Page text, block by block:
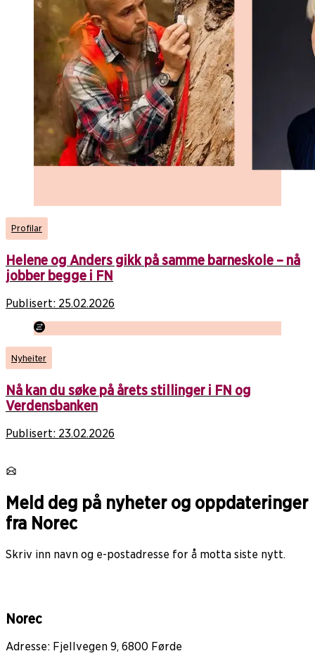
Profilar
Helene og Anders gikk på samme barneskole – nå
jobber begge i FN
Publisert: 25.02.2026
Nyheiter
Nå kan du søke på årets stillinger i FN og
Verdensbanken
Publisert: 23.02.2026
Meld deg på nyheter og oppdateringer
fra Norec
Skriv inn navn og e-postadresse for å motta siste nytt.
Norec
Adresse: Fjellvegen 9, 6800 Førde